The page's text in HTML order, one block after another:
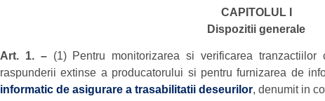
CAPITOLUL I
Dispozitii generale
Art. 1. – (1) Pentru monitorizarea si verificarea
raspunderii extinse a producatorului si pentru furnizarea de
informatic de asigurare a trasabilitatii deseurilor, denumit in